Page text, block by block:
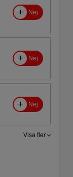
Nej
Nej
Nej
Visa fler